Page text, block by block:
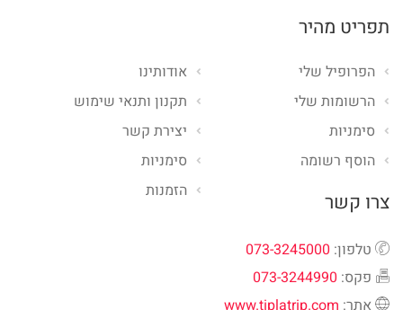
תפריט מהיר
אודותינו
תקנון ותנאי שימוש
יצירת קשר
סימניות
הזמנות
הפרופיל שלי
הרשומות שלי
סימניות
הוסף רשומה
צרו קשר
טלפון: 073-3245000
פקס: 073-3244990
אתר: www.tiplatrip.com